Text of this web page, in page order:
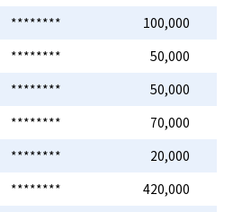
********
100,000
********
50,000
********
50,000
********
70,000
********
20,000
********
420,000